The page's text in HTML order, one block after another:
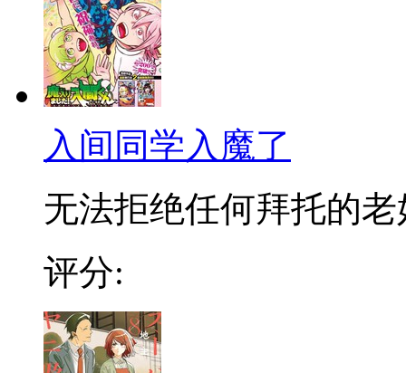
入间同学入魔了
无法拒绝任何拜托的老
评分: